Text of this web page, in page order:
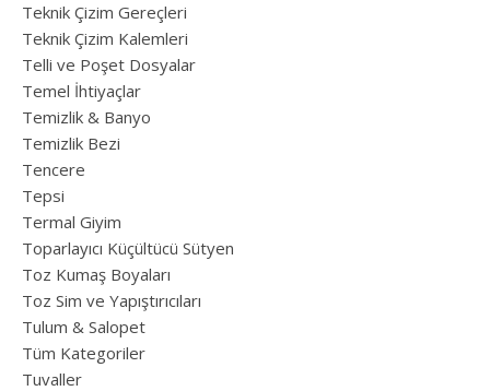
Teknik Çizim Gereçleri
Teknik Çizim Kalemleri
Telli ve Poşet Dosyalar
Temel İhtiyaçlar
Temizlik & Banyo
Temizlik Bezi
Tencere
Tepsi
Termal Giyim
Toparlayıcı Küçültücü Sütyen
Toz Kumaş Boyaları
Toz Sim ve Yapıştırıcıları
Tulum & Salopet
Tüm Kategoriler
Tuvaller